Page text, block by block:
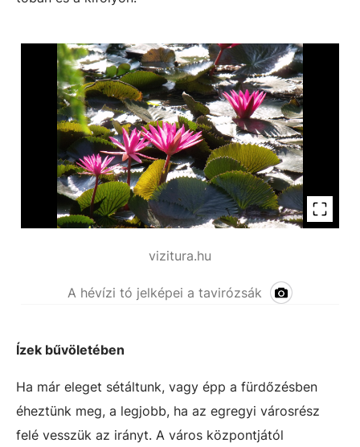
vizitura.hu
A hévízi tó jelképei a tavirózsák
Ízek bűvöletében
Ha már eleget sétáltunk, vagy épp a fürdőzésben
éheztünk meg, a legjobb, ha az egregyi városrész
felé vesszük az irányt. A város központjától